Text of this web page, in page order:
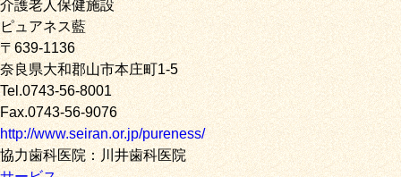
介護老人保健施設
ピュアネス藍
〒639-1136
奈良県大和郡山市本庄町1-5
Tel.0743-56-8001
Fax.0743-56-9076
http://www.seiran.or.jp/pureness/
協力歯科医院：川井歯科医院